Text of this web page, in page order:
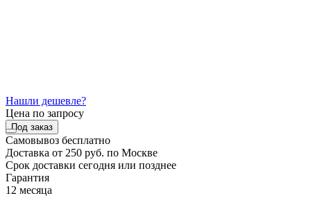
Нашли дешевле?
Цена по запросу
Под заказ
Самовывоз бесплатно
Доставка от 250 руб. по Москве
Cрок доставки сегодня или позднее
Гарантия
12 месяца